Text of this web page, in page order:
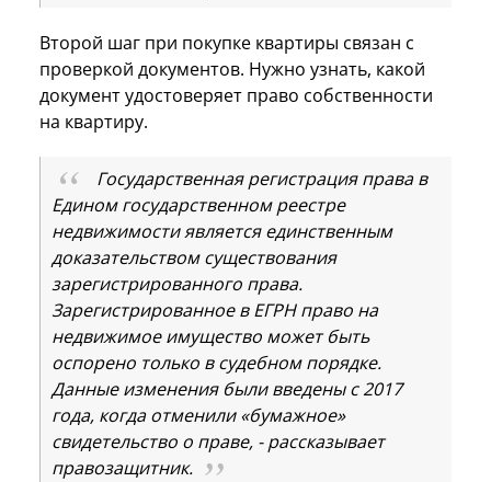
Второй шаг при покупке квартиры связан с
проверкой документов. Нужно узнать, какой
документ удостоверяет право собственности
на квартиру.
Государственная регистрация права в
Едином государственном реестре
недвижимости является единственным
доказательством существования
зарегистрированного права.
Зарегистрированное в ЕГРН право на
недвижимое имущество может быть
оспорено только в судебном порядке.
Данные изменения были введены с 2017
года, когда отменили «бумажное»
свидетельство о праве, - рассказывает
правозащитник.